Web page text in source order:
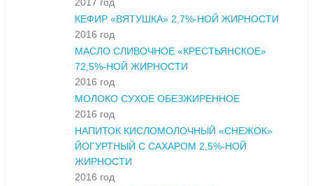
2017 год
КЕФИР «ВЯТУШКА» 2,7%-НОЙ ЖИРНОСТИ
2016 год
МАСЛО СЛИВОЧНОЕ «КРЕСТЬЯНСКОЕ»
72,5%-НОЙ ЖИРНОСТИ
2016 год
МОЛОКО СУХОЕ ОБЕЗЖИРЕННОЕ
2016 год
НАПИТОК КИСЛОМОЛОЧНЫЙ «СНЕЖОК»
ЙОГУРТНЫЙ С САХАРОМ 2,5%-НОЙ
ЖИРНОСТИ
2016 год